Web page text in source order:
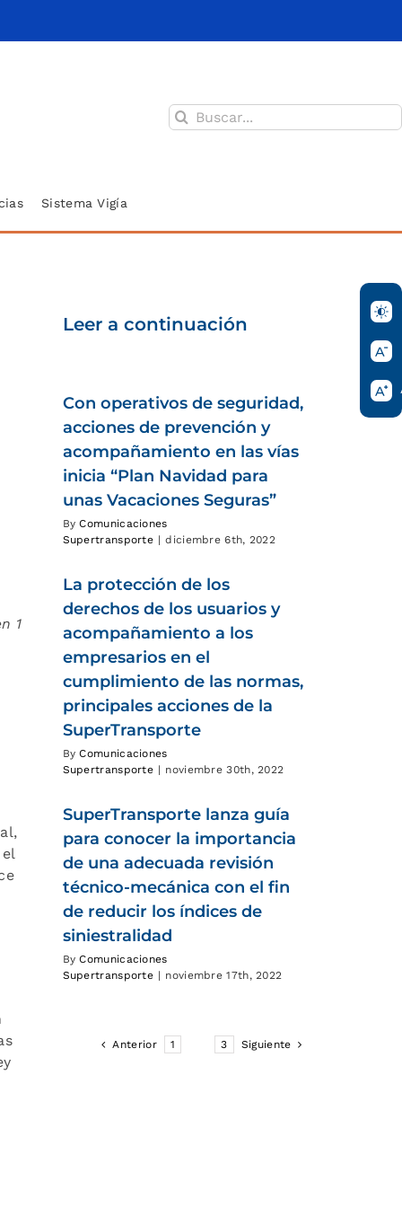
Buscar:
Sistema Vigía
1
Leer a continuación
Con operativos de seguridad,
acciones de prevención y
acompañamiento en las vías
inicia “Plan Navidad para
unas Vacaciones Seguras”
ByComunicaciones
Supertransporte | diciembre 6th, 2022
La protección de los
derechos de los usuarios y
acompañamiento a los
empresarios en el
cumplimiento de las normas,
principales acciones de la
SuperTransporte
ByComunicaciones
Supertransporte | noviembre 30th, 2022
SuperTransporte lanza guía
para conocer la importancia
de una adecuada revisión
técnico-mecánica con el fin
de reducir los índices de
siniestralidad
ByComunicaciones
Supertransporte | noviembre 17th, 2022
Anterior 1 3 Siguiente